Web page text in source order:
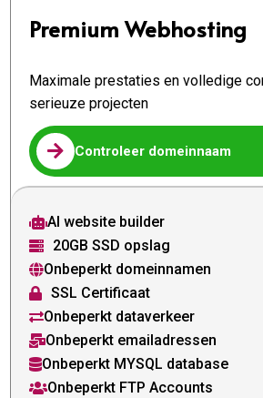
Premium Webhosting
Maximale prestaties en volledige
serieuze projecten
 Controleer domeinnaam
AI website builder
 20GB SSD opslag
Onbeperkt domeinnamen
 SSL Certificaat
Onbeperkt dataverkeer
Onbeperkt emailadressen
Onbeperkt MYSQL database
Onbeperkt FTP Accounts